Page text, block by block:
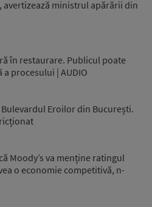
ministrul apărării din
în restaurare. Publicul poate
procesului | AUDIO
Eroilor din București.
Moody’s va menține ratingul
o economie competitivă, n-